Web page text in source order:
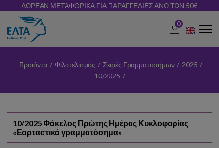
ΔΩΡΕΑΝ ΜΕΤΑΦΟΡΙΚΑ ΓΙΑ ΠΑΡΑΓΓΕΛΙΕΣ ΑΝΩ ΤΩΝ 50€
0
Προιόντα / Φιλοτελισμός / Σειρές Γραμματοσήμων / 2025 /
10/2025 /
10/2025 Φάκελος Πρώτης Ημέρας Κυκλοφορίας
«Εορταστικά γραμματόσημα»